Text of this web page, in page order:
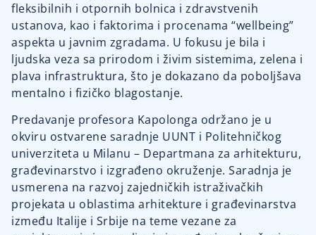
fleksibilnih i otpornih bolnica i zdravstvenih
ustanova, kao i faktorima i procenama “wellbeing”
aspekta u javnim zgradama. U fokusu je bila i
ljudska veza sa prirodom i živim sistemima, zelena i
plava infrastruktura, što je dokazano da poboljšava
mentalno i fizičko blagostanje.
Predavanje profesora Kapolonga održano je u
okviru ostvarene saradnje UUNT i Politehničkog
univerziteta u Milanu – Departmana za arhitekturu,
građevinarstvo i izgrađeno okruženje. Saradnja je
usmerena na razvoj zajedničkih istraživačkih
projekata u oblastima arhitekture i građevinarstva
između Italije i Srbije na teme vezane za